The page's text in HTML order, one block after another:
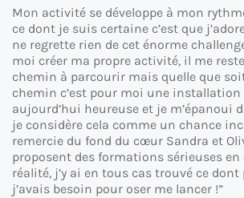
Mon activité se développe à mon
ce dont je suis certaine c’est que
ne regrette rien de cet énorme
moi créer ma propre activité, il me
chemin à parcourir mais quelle que
chemin c’est pour moi une installation
aujourd’hui heureuse et je m’épanoui
je considère cela comme un chance
remercie du fond du cœur Sandra et
proposent des formations sérieuses en
réalité, j’y ai en tous cas trouvé ce
j’avais besoin pour oser me lancer !”